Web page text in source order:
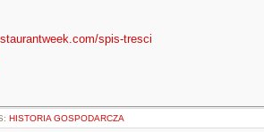
spis-tresci
HISTORIA GOSPODARCZA